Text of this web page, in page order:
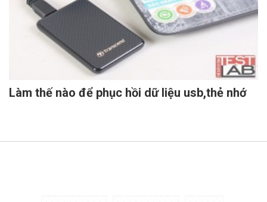
Làm thế nào để phục hồi dữ liệu usb,thẻ nhớ